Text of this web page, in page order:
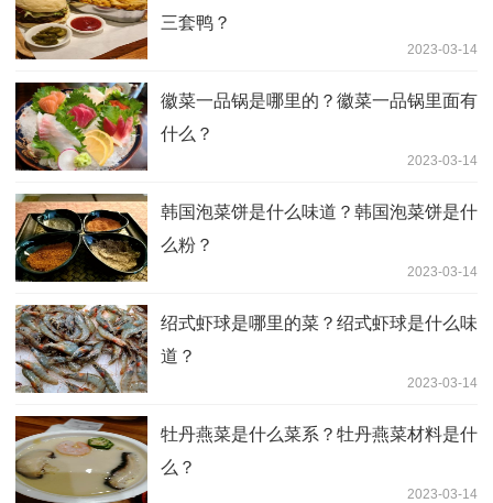
三套鸭？
2023-03-14
徽菜一品锅是哪里的？徽菜一品锅里面有
什么？
2023-03-14
韩国泡菜饼是什么味道？韩国泡菜饼是什
么粉？
2023-03-14
绍式虾球是哪里的菜？绍式虾球是什么味
道？
2023-03-14
牡丹燕菜是什么菜系？牡丹燕菜材料是什
么？
2023-03-14